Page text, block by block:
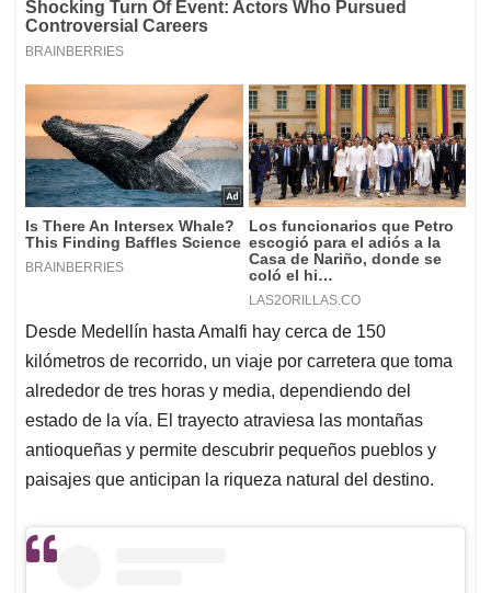
Desde Medellín hasta Amalfi hay cerca de 150
kilómetros de recorrido, un viaje por carretera que toma
alrededor de tres horas y media, dependiendo del
estado de la vía. El trayecto atraviesa las montañas
antioqueñas y permite descubrir pequeños pueblos y
paisajes que anticipan la riqueza natural del destino.